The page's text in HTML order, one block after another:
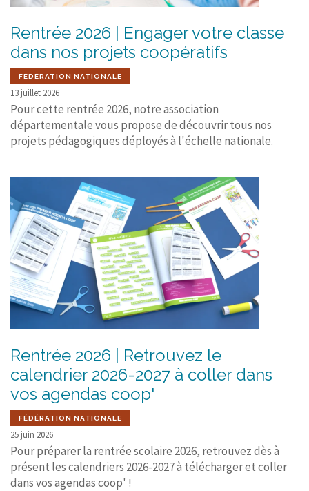
Rentrée 2026 | Engager votre classe
dans nos projets coopératifs
FÉDÉRATION NATIONALE
13 juillet 2026
Pour cette rentrée 2026, notre association
départementale vous propose de découvrir tous nos
projets pédagogiques déployés à l'échelle nationale.
Rentrée 2026 | Retrouvez le
calendrier 2026-2027 à coller dans
vos agendas coop'
FÉDÉRATION NATIONALE
25 juin 2026
Pour préparer la rentrée scolaire 2026, retrouvez dès à
présent les calendriers 2026-2027 à télécharger et coller
dans vos agendas coop' !